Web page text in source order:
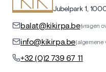
Jubelpark 1,
balat@kikirpa.be(vragen
info@kikirpa.be(algemene
+32 (0)2 739 67 11